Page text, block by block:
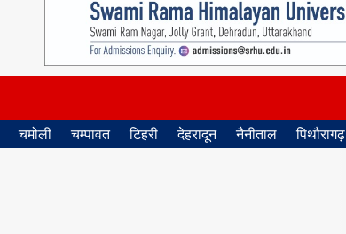
चमोली चम्पावत टिहरी देहरादून नैनीताल पिथौरागढ़